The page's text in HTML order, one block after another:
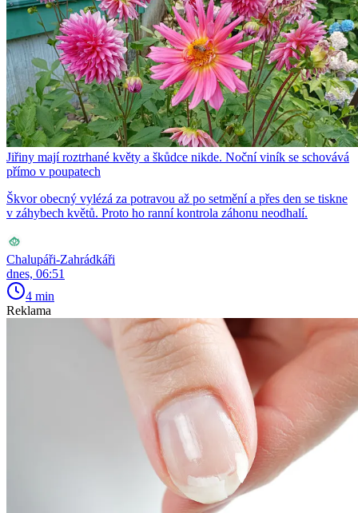
Jiřiny mají roztrhané květy a škůdce nikde. Noční viník se schovává
přímo v poupatech
Škvor obecný vylézá za potravou až po setmění a přes den se tiskne
v záhybech květů. Proto ho ranní kontrola záhonu neodhalí.
Chalupáři-Zahrádkáři
dnes, 06:51
4 min
Reklama